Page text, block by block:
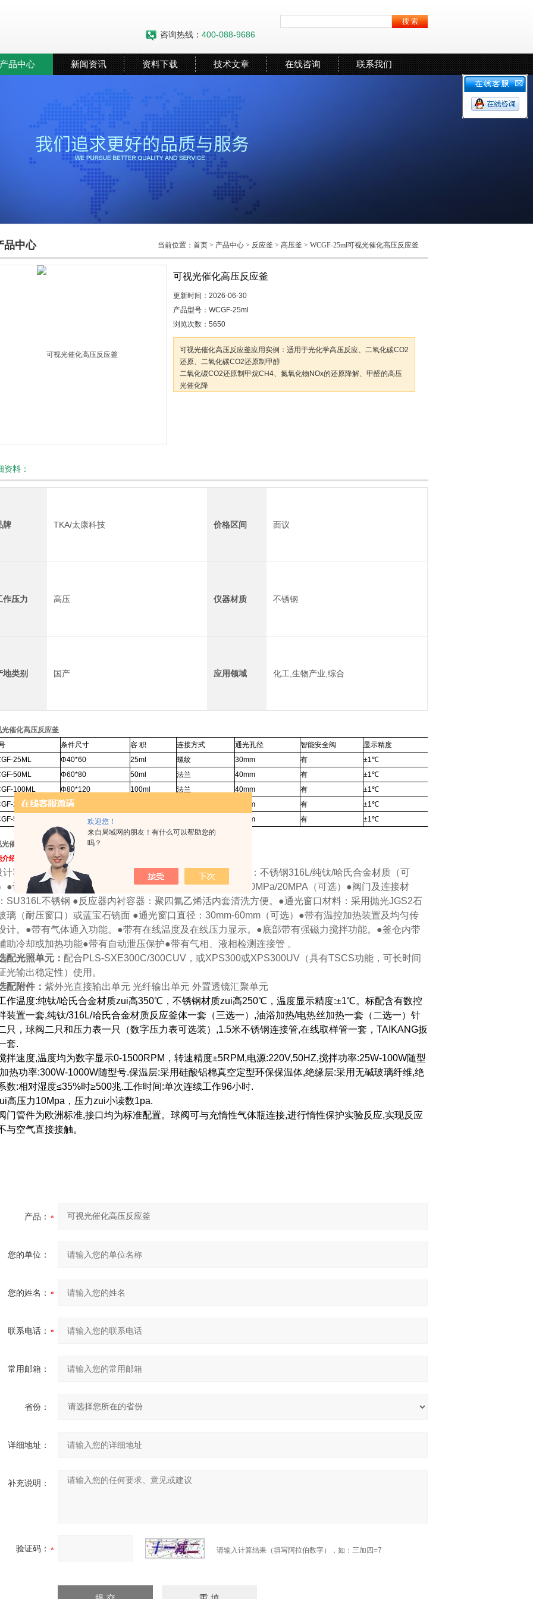
欢迎您！
来自局域网的朋友！有什么可以帮助您的
吗？
咨询热线： 400-088-9686
产品中心 新闻资讯 资料下载 技术文章 在线咨询 联系我们
品中心 当前位置： 首页 > 产品中心 > 反应釜 > 高压釜 > WCGF-25ml可视光催化高压反应釜
可视光催化高压反应釜
更新时间：2026-06-30
产品型号：WCGF-25ml
浏览次数：5650
可视光催化高压反应釜应用实例：适用于光化学高压反应、二氧化碳CO2
还原、二氧化碳CO2还原制甲醇
二氧化碳CO2还原制甲烷CH4、氮氧化物NOx的还原降解、甲醛的高压
光催化降
资料：
牌 TKA/太康科技 价格区间 面议
作压力 高压 仪器材质 不锈钢
地类别 国产 应用领域 化工,生物产业,综合
光催化高压反应釜
条件尺寸 容 积 连接方式 通光孔径 智能安全阀
显示精度
25ML
Φ40*60 25ml 螺纹 30mm 有
±1℃
50ML
Φ60*80 50ml 法兰 40mm 有
±1℃
100ML
Φ80*120 100ml 法兰 40mm 有
±1℃
200ML
Φ80*140 60mm 有
±1℃
500ML
Φ100*240 60mm 有 ±1℃
光催化高压反应釜
介绍及技术参数：
计容积：25ml,50ml,100ml，200ml,500ml订制。●釜体材质：不锈钢316L/纯钛/哈氏合金材质（可
●设计工作温度：250℃/350℃（可选） ●设计工作压力：10MPa/20MPA（可选）●阀门及连接材
SU316L不锈钢 ●反应器内衬容器：聚四氟乙烯活内套清洗方便。●通光窗口材料：采用抛光JGS2石
璃（耐压窗口）或蓝宝石镜面 ●通光窗口直径：30mm-60mm（可选）●带有温控加热装置及均匀传
计。●带有气体通入功能。●带有在线温度及在线压力显示。●底部带有强磁力搅拌功能。●釜仓内带
助冷却或加热功能●带有自动泄压保护●带有气相、液相检测连接管 。
配光照单元： 配合PLS-SXE300C/300CUV，或XPS300或XPS300UV（具有TSCS功能，可长时间
光输出稳定性）使用。
配附件： 紫外光直接输出单元 光纤输出单元 外置透镜汇聚单元
作温度:纯钛/哈氏合金材质zui高350℃，不锈钢材质zui高250℃，温度显示精度:±1℃。标配含有数控
装置一套,纯钛/316L/哈氏合金材质反应釜体一套（三选一）,油浴加热/电热丝加热一套（二选一）针
只，球阀二只和压力表一只（数字压力表可选装）,1.5米不锈钢连接管,在线取样管一套，TAIKANG扳
套.
拌速度,温度均为数字显示0-1500RPM，转速精度±5RPM,电源:220V,50HZ,搅拌功率:25W-100W随型
热功率:300W-1000W随型号.保温层:采用硅酸铝棉真空定型环保保温体,绝缘层:采用无碱玻璃纤维,绝
数:相对湿度≤35%时≥500兆.工作时间:单次连续工作96小时.
高压力10Mpa，压力zui小读数1pa.
门管件为欧洲标准,接口均为标准配置。球阀可与充惰性气体瓶连接,进行惰性保护实验反应,实现反应
与空气直接接触。
产品：
您的单位：
您的姓名：
联系电话：
常用邮箱：
省份：
详细地址：
补充说明：
验证码： 请输入计算结果（填写阿拉伯数字），如：三加四=7